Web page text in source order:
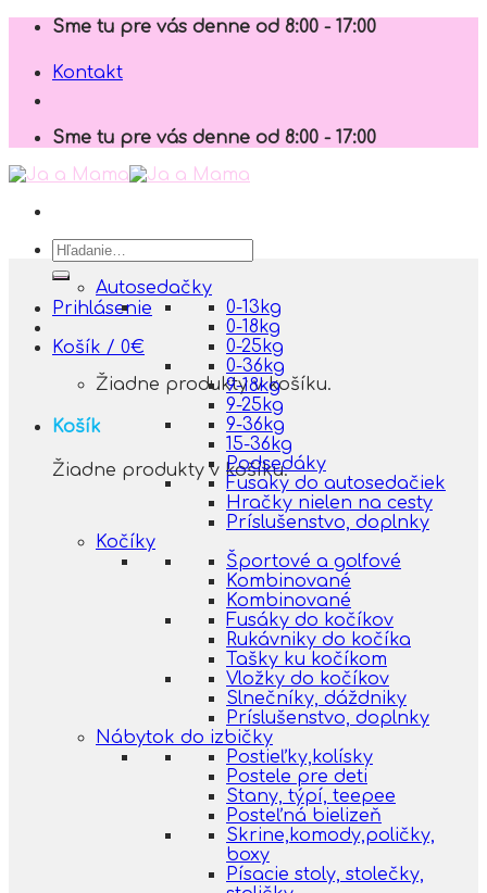
Skip
content
Sme tu pre vás denne od 8:00 - 17:00
Kontakt
Sme tu pre vás denne od 8:00 - 17:00
Hľadať:
Prihlásenie
Košík / 0€
Žiadne produkty v košíku.
Košík
Žiadne produkty v košíku.
Autosedačky
0-13kg
0-18kg
0-25kg
0-36kg
9-18kg
9-25kg
9-36kg
15-36kg
Podsedáky
Fusaky do autosedačiek
Hračky nielen na cesty
Príslušenstvo, doplnky
Kočíky
Športové a golfové
Kombinované
Kombinované
Fusáky do kočíkov
Rukávniky do kočíka
Tašky ku kočíkom
Vložky do kočíkov
Slnečníky, dáždniky
Príslušenstvo, doplnky
Nábytok do izbičky
Postieľky,kolísky
Postele pre deti
Stany, týpí, teepee
Posteľná bielizeň
Skrine,komody,poličky,
boxy
Písacie stoly, stolečky,